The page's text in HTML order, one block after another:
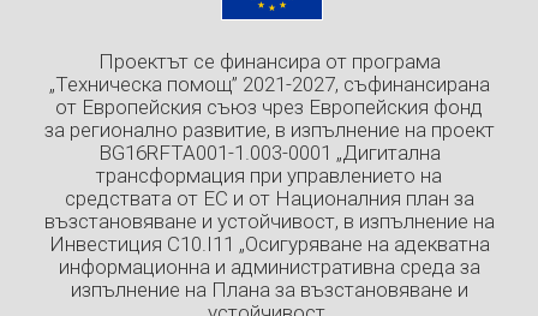
Проектът се финансира от програма
„Техническа помощ” 2021-2027, съфинансирана
от Европейския съюз чрез Европейския фонд
за регионално развитие, в изпълнение на проект
BG16RFTA001-1.003-0001 „Дигитална
трансформация при управлението на
средствата от ЕС и от Националния план за
възстановяване и устойчивост, в изпълнение на
Инвестиция C10.I11 „Осигуряване на адекватна
информационна и административна среда за
изпълнение на Плана за възстановяване и